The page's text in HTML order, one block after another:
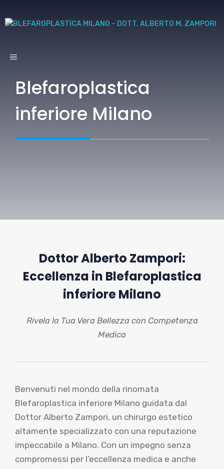
al
MENU
Blefaroplastica
inferiore Milano
Dottor Alberto Zampori:
Eccellenza in Blefaroplastica
inferiore Milano
Rivela la Tua Vera Bellezza con Competenza
Medica
Benvenuti nel mondo della rinomata
Blefaroplastica inferiore Milano guidata dal
Dottor Alberto Zampori, un chirurgo estetico
altamente specializzato con una reputazione
impeccabile a Milano. Con un impegno senza
compromessi per l’eccellenza medica e anche